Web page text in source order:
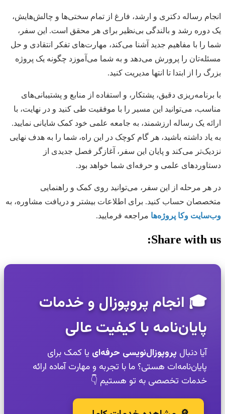
انجام رساله دکتری و ارشد، فارغ از تمام سختی‌ها و چالش‌هایش،
یک دوره رشد و بالندگی بی‌نظیر برای هر محقق است. این سفر،
شما را با مفاهیم جدید آشنا می‌کند، مهارت‌های تفکر انتقادی و حل
مسئله‌تان را پرورش می‌دهد و به شما می‌آموزد چگونه یک پروژه
بزرگ را از ابتدا تا انتها مدیریت کنید.
با برنامه‌ریزی دقیق، پشتکار، و استفاده از منابع و پشتیبانی‌های
مناسب، می‌توانید این مسیر را با موفقیت طی کنید و در نهایت، با
ارائه یک رساله ارزشمند، به جامعه علمی خود کمک شایانی نمایید.
به یاد داشته باشید، هر گام کوچک در این راه، شما را به هدف نهایی
نزدیک‌تر می‌کند و پایان این سفر، آغازگر فصل جدیدی از
دستاوردهای علمی و حرفه‌ای شما خواهد بود.
در هر مرحله از این سفر، می‌توانید روی کمک و راهنمایی
متخصصان حساب کنید. برای اطلاعات بیشتر و دریافت مشاوره، به
وب‌سایت وکا پروژه‌ها مراجعه فرمایید.
Share with us:
🎓 انجام پروپوزال و خدمات
پایان‌نامه با کیفیت عالی
آیا دنبال پروپوزال‌نویسی حرفه‌ای یا کمک برای
پایان‌نامه‌ات هستی؟ ما با تجربه و مهارت آماده ارائه
خدمات تخصصی به تو هستیم 👇